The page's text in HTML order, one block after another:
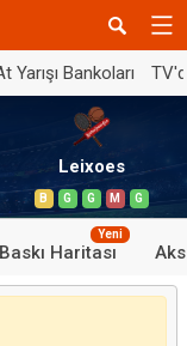
Yarışı Bankoları
Leixoes
B G G M G
Baskı Haritası
Yeni